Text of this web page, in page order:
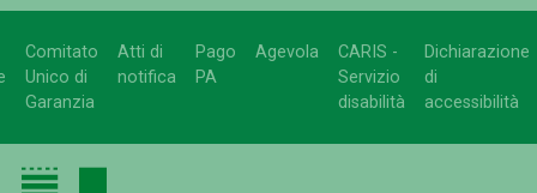
Comitato
Unico di
Garanzia
Atti di
notifica
Pago
PA
Agevola
CARIS -
Servizio
disabilità
Dichiarazione
di
accessibilità